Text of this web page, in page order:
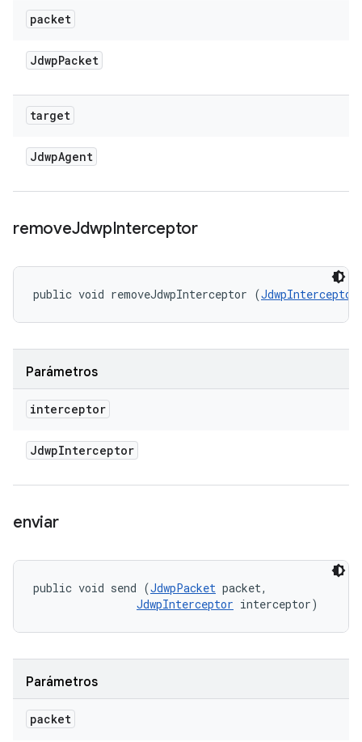
packet
JdwpPacket
target
JdwpAgent
removeJdwpInterceptor
public void removeJdwpInterceptor (JdwpInterceptor
Parámetros
interceptor
JdwpInterceptor
enviar
public void send (JdwpPacket packet,
JdwpInterceptor interceptor)
Parámetros
packet